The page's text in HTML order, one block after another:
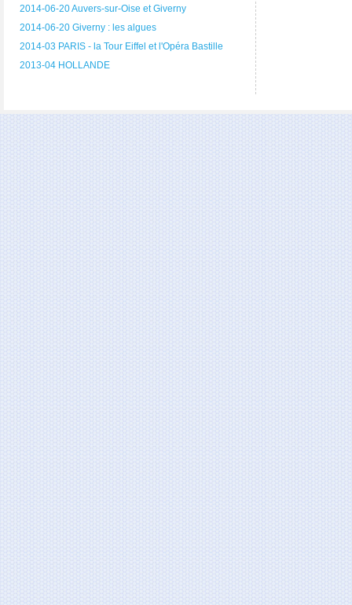
2014-06-20 Auvers-sur-Oise et Giverny
2014-06-20 Giverny : les algues
2014-03 PARIS - la Tour Eiffel et l'Opéra Bastille
2013-04 HOLLANDE